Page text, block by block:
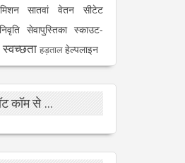
सातवां वेतन सीटेट
सेवापुस्तिका स्काउट-
स्वच्छता हड़तालहेल्पलाइन
कॉम से ...